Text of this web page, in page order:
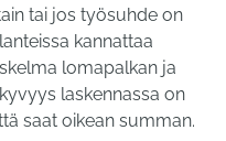
tai jos työsuhde on
kannattaa
lomapalkan ja
laskennassa on
saat oikean summan.